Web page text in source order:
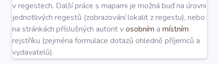
Edice
Regesty
v regestech. Další práce s mapami je možná buď na úrovni
jednotlivých regestů (zobrazování lokalit z regestu), nebo
na stránkách příslušných autorit vosobním a místním
rejstříku (zejména formulace dotazů ohledně příjemců a
vydavatelů).